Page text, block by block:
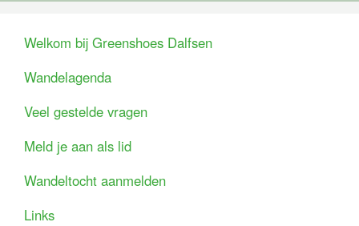
Welkom bij Greenshoes Dalfsen
Wandelagenda
Veel gestelde vragen
Meld je aan als lid
Wandeltocht aanmelden
Links